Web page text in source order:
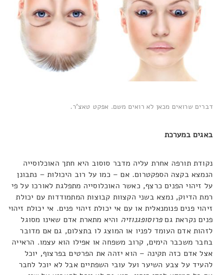
דברים שרואים מכאן לא רואים משם. אפקט טאצ'ר.
באגים במערכת
נקודת תורפה אחרת עליה מדבר סוסוב היא חתך האוכלוסייה
הנמצא בקצה הספקטרום. אם – כמו על רוב היכולות – נתבונן
על זיהוי הפנים כרצף, כאשר האוכלוסייה מתפלגת לאורכו על פי
רמת הדיוק, נמצא בשני הקצוות קבוצות המתמודדות עם יכולת
זיהוי פנים פנומנאלית או עם אי יכולת זיהוי פנים. אי יכולת זיהוי
פנים נקראת גםפרוסופגנוזיה והיא מתארת אדם שאינו מסוגל
לזהות אדם העומד לפניו או המוצג לו בתצלום, גם אם מדובר
בחבר משכבר הימים, קרוב משפחה או אפילו הוא עצמו. הראייה
אצל אדם כזה תקינה – הוא יזהה את הפרטים בפרצוף, יוכל
להעיד על צבע השיער ועל עובי השפתיים אבל לא יוכל לחבר